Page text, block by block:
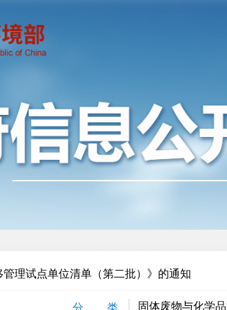
理试点单位清单（第二批）》的通知
分 类 固体废物与化学